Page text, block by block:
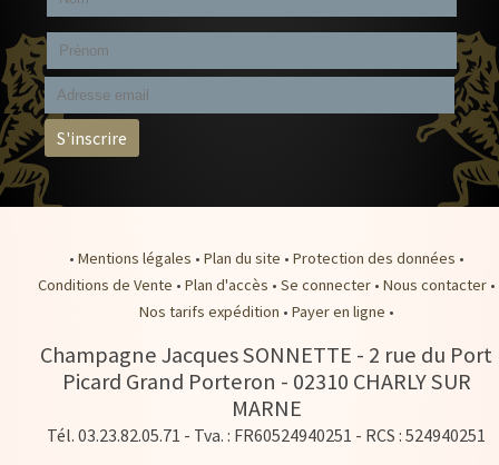
• Mentions légales • Plan du site • Protection des données •
Conditions de Vente • Plan d'accès • Se connecter • Nous contacter •
Nos tarifs expédition • Payer en ligne •
Champagne Jacques SONNETTE - 2 rue du Port
Picard Grand Porteron - 02310 CHARLY SUR
MARNE
Tél. 03.23.82.05.71 - Tva. : FR60524940251 - RCS : 524940251